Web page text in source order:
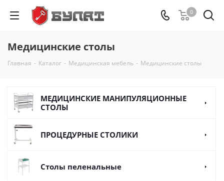
0
Медицинские столы
Главная - Каталог - Медицинская мебель - Медицинские столы
МЕДИЦИНСКИЕ МАНИПУЛЯЦИОННЫЕ
СТОЛЫ
ПРОЦЕДУРНЫЕ СТОЛИКИ
Столы пеленальные